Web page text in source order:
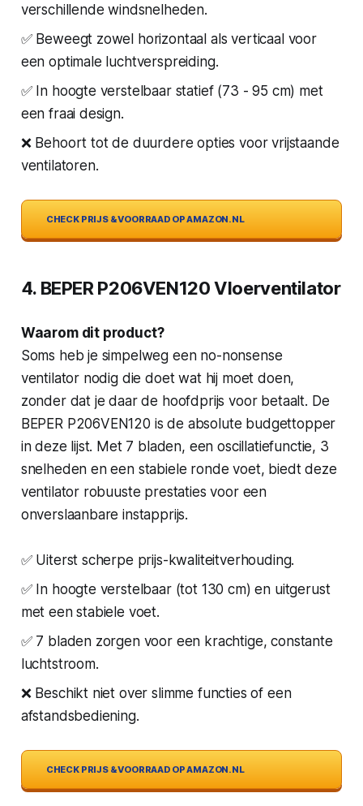
verschillende windsnelheden.
✅ Beweegt zowel horizontaal als verticaal voor
een optimale luchtverspreiding.
✅ In hoogte verstelbaar statief (73 - 95 cm) met
een fraai design.
❌ Behoort tot de duurdere opties voor vrijstaande
ventilatoren.
CHECK PRIJS & VOORRAAD OP AMAZON.NL
4. BEPER P206VEN120 Vloerventilator
Waarom dit product?
Soms heb je simpelweg een no-nonsense
ventilator nodig die doet wat hij moet doen,
zonder dat je daar de hoofdprijs voor betaalt. De
BEPER P206VEN120 is de absolute budgettopper
in deze lijst. Met 7 bladen, een oscillatiefunctie, 3
snelheden en een stabiele ronde voet, biedt deze
ventilator robuuste prestaties voor een
onverslaanbare instapprijs.
✅ Uiterst scherpe prijs-kwaliteitverhouding.
✅ In hoogte verstelbaar (tot 130 cm) en uitgerust
met een stabiele voet.
✅ 7 bladen zorgen voor een krachtige, constante
luchtstroom.
❌ Beschikt niet over slimme functies of een
afstandsbediening.
CHECK PRIJS & VOORRAAD OP AMAZON.NL